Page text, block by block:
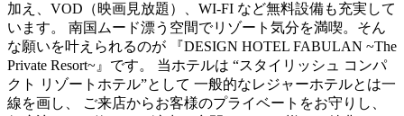
加え、VOD（映画見放題）、WI-FI など無料設備も充実して
います。 南国ムード漂う空間でリゾート気分を満喫。そん
な願いを叶えられるのが 『DESIGN HOTEL FABULAN ~The
Private Resort~』です。 当ホテルは “スタイリッシュ コンパ
クト リゾートホテル”として 一般的なレジャーホテルとは一
線を画し、 ご来店からお客様のプライベートをお守りし、